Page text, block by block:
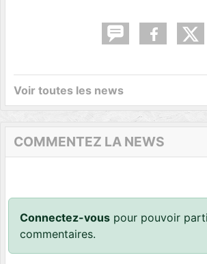
Voir toutes les news
COMMENTEZ LA NEWS
Connectez-vous pour pouvoir
commentaires.